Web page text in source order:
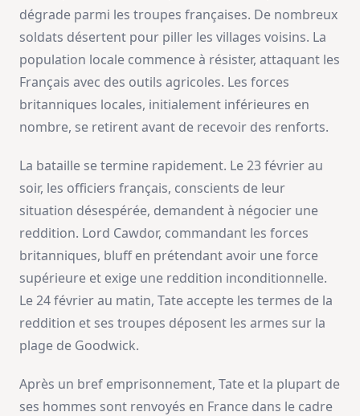
dégrade parmi les troupes françaises. De nombreux
soldats désertent pour piller les villages voisins. La
population locale commence à résister, attaquant les
Français avec des outils agricoles. Les forces
britanniques locales, initialement inférieures en
nombre, se retirent avant de recevoir des renforts.
La bataille se termine rapidement. Le 23 février au
soir, les officiers français, conscients de leur
situation désespérée, demandent à négocier une
reddition. Lord Cawdor, commandant les forces
britanniques, bluff en prétendant avoir une force
supérieure et exige une reddition inconditionnelle.
Le 24 février au matin, Tate accepte les termes de la
reddition et ses troupes déposent les armes sur la
plage de Goodwick.
Après un bref emprisonnement, Tate et la plupart de
ses hommes sont renvoyés en France dans le cadre